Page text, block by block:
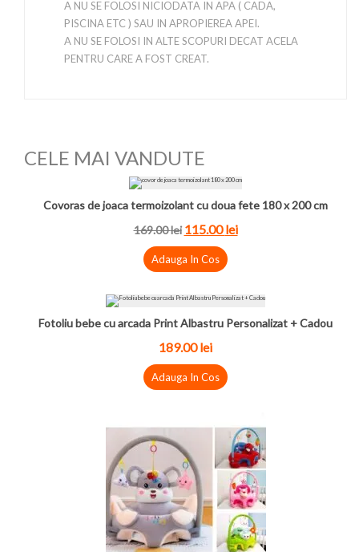
A NU SE FOLOSI NICIODATA IN APA ( CADA,
PISCINA ETC ) SAU IN APROPIEREA APEI.
A NU SE FOLOSI IN ALTE SCOPURI DECAT ACELA
PENTRU CARE A FOST CREAT.
CELE MAI VANDUTE
Covoras de joaca termoizolant cu doua fete 180 x 200 cm
169.00lei 115.00lei
Adauga In Cos
Fotoliu bebe cu arcada Print Albastru Personalizat + Cadou
189.00lei
Adauga In Cos